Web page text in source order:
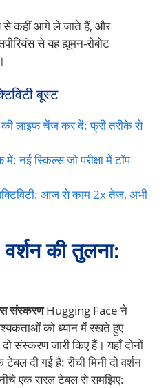
से कहीं आगे ले जाते हैं, और
से यह ह्यूमन-रोबोट
बूस्ट
लाइफ चेंज कर दें: फ्री तरीके से
नई स्किल्स जो परीक्षा में टॉप
आज से काम 2x तेज, अभी
की तुलना:
संस्करणHugging Face ने
को ध्यान में रखते हुए
संस्करण जारी किए हैं। यहाँ दोनों
दी गई है: रीची मिनी दो वर्शन
एक सरल टेबल से समझिए: